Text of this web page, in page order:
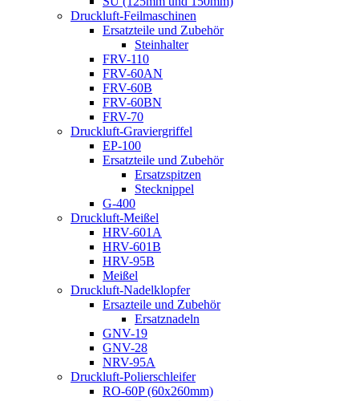
Druckluft-Feilmaschinen
Ersatzteile und Zubehör
Steinhalter
FRV-110
FRV-60AN
FRV-60B
FRV-60BN
FRV-70
Druckluft-Graviergriffel
EP-100
Ersatzteile und Zubehör
Ersatzspitzen
Stecknippel
G-400
Druckluft-Meißel
HRV-601A
HRV-601B
HRV-95B
Meißel
Druckluft-Nadelklopfer
Ersazteile und Zubehör
Ersatznadeln
GNV-19
GNV-28
NRV-95A
Druckluft-Polierschleifer
RO-60P (60x260mm)